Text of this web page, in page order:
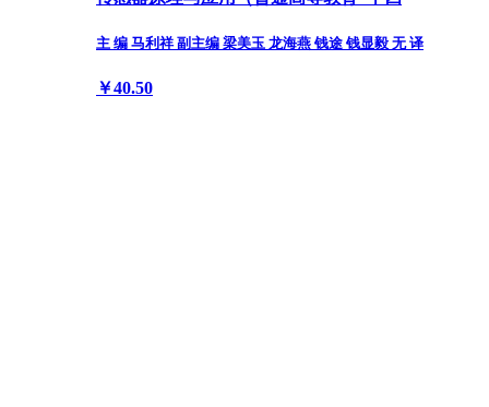
主 编 马利祥 副主编 梁美玉 龙海燕 钱途 钱显毅 无 译
￥40.50